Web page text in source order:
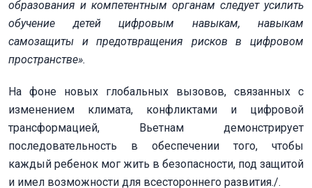
образования и компетентным органам следует усилить
обучение детей цифровым навыкам, навыкам
самозащиты и предотвращения рисков в цифровом
пространстве».
На фоне новых глобальных вызовов, связанных с
изменением климата, конфликтами и цифровой
трансформацией, Вьетнам демонстрирует
последовательность в обеспечении того, чтобы
каждый ребенок мог жить в безопасности, под защитой
и имел возможности для всестороннего развития./.